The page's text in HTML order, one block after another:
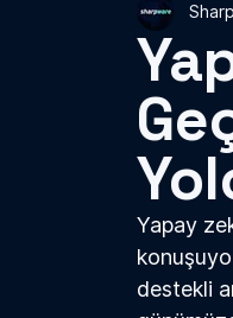
Yapay
destekli